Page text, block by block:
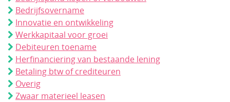
Bedrijfsovername
Innovatie en ontwikkeling
Werkkapitaal voor groei
Debiteuren toename
Herfinanciering van bestaande lening
Betaling btw of crediteuren
Overig
Zwaar materieel leasen